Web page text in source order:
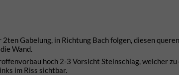
Gabelung, in Richtung Bach folgen, diesen
Wand.
hoch 2-3 Vorsicht Steinschlag, welcher
im Riss sichtbar.